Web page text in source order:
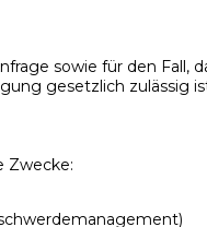
sowie für den Fall,
gesetzlich zulässig
Zwecke: